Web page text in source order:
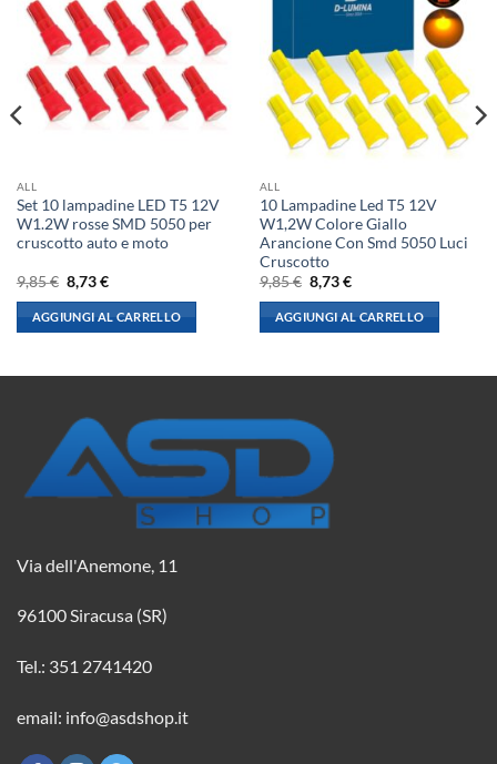
ALL
Set 10 lampadine LED T5 12V
W1.2W rosse SMD 5050 per
cruscotto auto e moto
9,85€ Il
prezzo
originale
era:
9,85 €.
8,73€Il
attuale
è:
8,73 €.
AGGIUNGI AL CARRELLO
ALL
10 Lampadine Led T5 12V
W1,2W Colore Giallo
Arancione Con Smd 5050 Luci
Cruscotto
9,85€ Il
prezzo
originale
era:
9,85 €.
8,73€Il
attuale
è:
8,73 €.
AGGIUNGI AL CARRELLO
Via dell'Anemone, 11
96100 Siracusa (SR)
Tel.: 351 2741420
email: info@asdshop.it